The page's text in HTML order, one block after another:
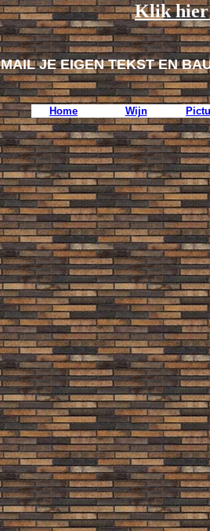
Klik hier
MAIL JE EIGEN TEKST EN
Home Wijn